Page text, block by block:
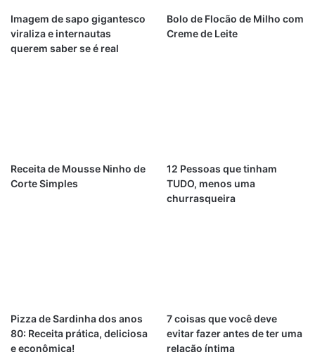
Imagem de sapo gigantesco
viraliza e internautas
querem saber se é real
Bolo de Flocão de Milho com
Creme de Leite
Receita de Mousse Ninho de
Corte Simples
12 Pessoas que tinham
TUDO, menos uma
churrasqueira
Pizza de Sardinha dos anos
80: Receita prática, deliciosa
e econômica!
7 coisas que você deve
evitar fazer antes de ter uma
relação íntima